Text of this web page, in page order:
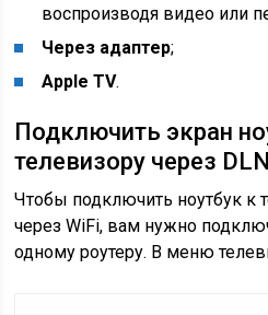
воспроизводя видео или
Через адаптер;
Apple TV.
Подключить экран
телевизору через
Чтобы подключить ноутбук к
через WiFi, вам нужно
одному роутеру. В меню